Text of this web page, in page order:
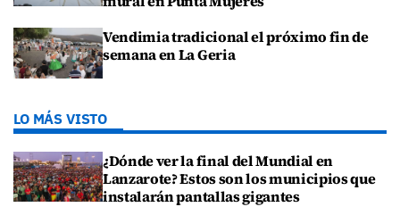
Vendimia tradicional el próximo fin de
semana en La Geria
LO MÁS VISTO
¿Dónde ver la final del Mundial en
Lanzarote? Estos son los municipios que
instalarán pantallas gigantes